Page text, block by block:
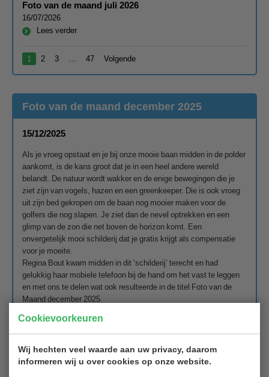
Cookievoorkeuren
Wij hechten veel waarde aan uw privacy, daarom
informeren wij u over cookies op onze website.
Foto van de maand juli 2026
16/07/2026
Lees verder
1 2 3 47 Volgende
Foto van de maand december 2025
15/12/2025
Als je vroeg opstaat en je bij onze mooie baan midden in de polder
aankomt, is de kans groot dat je in een heel andere wereld
belandt. De natuur wordt wakker en de enige bewegingen die je
ziet zijn van vogels, hazen en een greenkeeper. Die is ook vroeg
uit zijn bed gekropen om de baan nog mooier maken voor de
golfers die nog slapen. Je ziet dan de nevel optrekken en een
glimp van de zon die net boven de horizon komt. Een
onvergetelijk mooi schilderij dat je gratis krijgt als compensatie
voor je moeite.
Regina Bout kwam midden in dit ‘schilderij’ terecht en had
gelukkig haar mobiele telefoon bij de hand om het vast te leggen
en met ons te delen wat ook resulteerde in de titel Foto van de
Maand december 2025.
Bedankt en gefeliciteerd Regina!
aan de winnares.